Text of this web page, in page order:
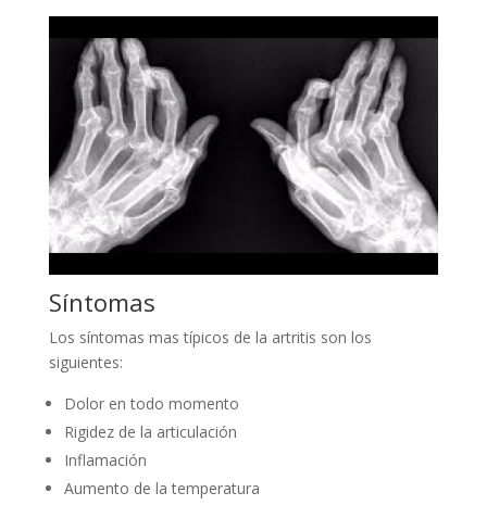
Síntomas
Los síntomas mas típicos de la artritis son los
siguientes:
Dolor en todo momento
Rigidez de la articulación
Inflamación
Aumento de la temperatura